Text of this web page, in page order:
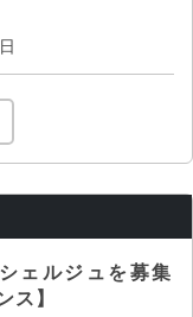
ェルジュを募集
ス】